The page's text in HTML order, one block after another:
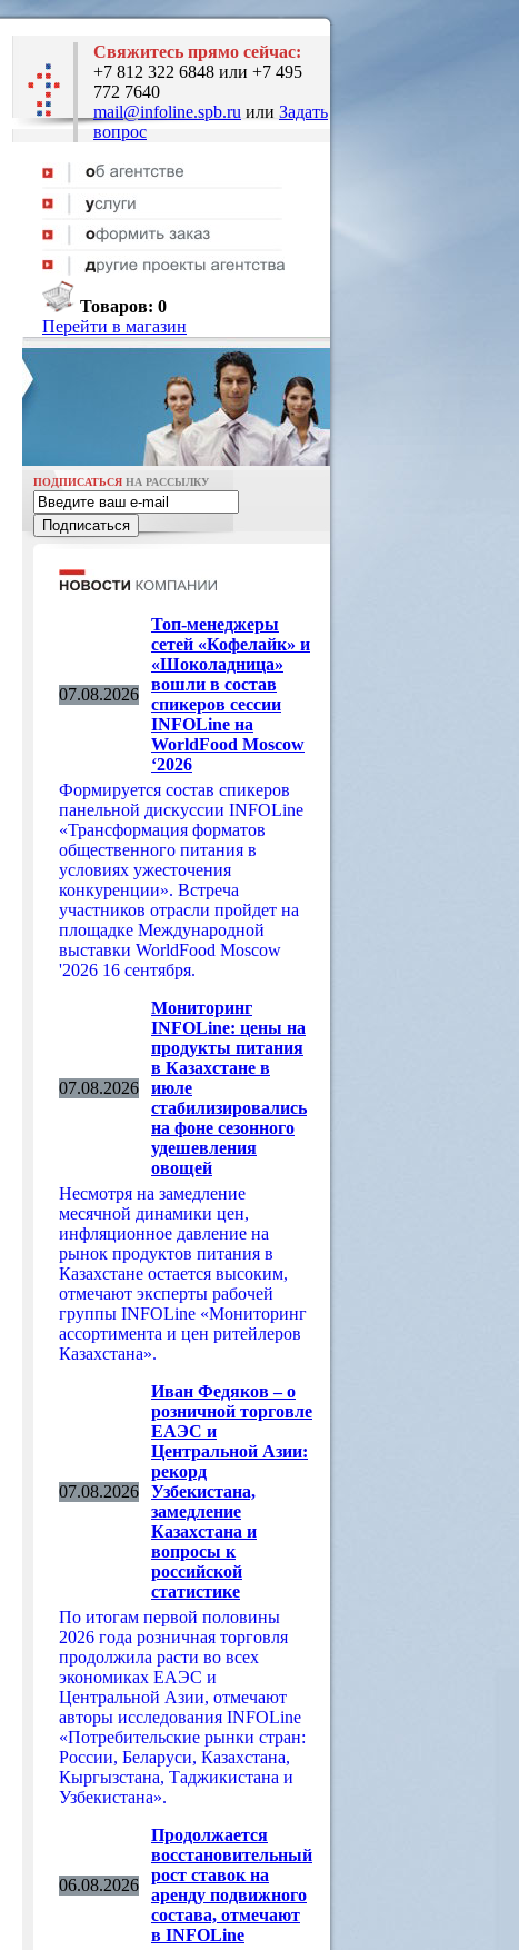
Свяжитесь прямо сейчас:
+7 812 322 6848 или +7 495
772 7640
mail@infoline.spb.ru или Задать
вопрос
Товаров: 0
Перейти в магазин
ПОДПИСАТЬСЯ НА РАССЫЛКУ
07.08.2026
Топ-менеджеры
сетей «Кофелайк» и
«Шоколадница»
вошли в состав
спикеров сессии
INFOLine на
WorldFood Moscow
‘2026
Формируется состав спикеров
панельной дискуссии INFOLine
«Трансформация форматов
общественного питания в
условиях ужесточения
конкуренции». Встреча
участников отрасли пройдет на
площадке Международной
выставки WorldFood Moscow
'2026 16 сентября.
07.08.2026
Мониторинг
INFOLine: цены на
продукты питания
в Казахстане в
июле
стабилизировались
на фоне сезонного
удешевления
овощей
Несмотря на замедление
месячной динамики цен,
инфляционное давление на
рынок продуктов питания в
Казахстане остается высоким,
отмечают эксперты рабочей
группы INFOLine «Мониторинг
ассортимента и цен ритейлеров
Казахстана».
07.08.2026
Иван Федяков – о
розничной торговле
ЕАЭС и
Центральной Азии:
рекорд
Узбекистана,
замедление
Казахстана и
вопросы к
российской
статистике
По итогам первой половины
2026 года розничная торговля
продолжила расти во всех
экономиках ЕАЭС и
Центральной Азии, отмечают
авторы исследования INFOLine
«Потребительские рынки стран:
России, Беларуси, Казахстана,
Кыргызстана, Таджикистана и
Узбекистана».
06.08.2026
Продолжается
восстановительный
рост ставок на
аренду подвижного
состава, отмечают
в INFOLine